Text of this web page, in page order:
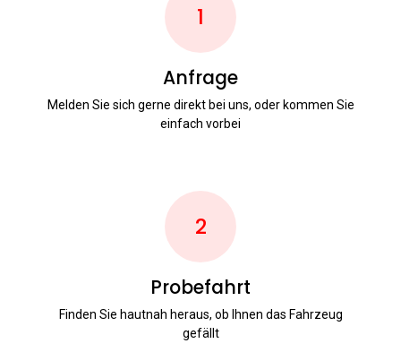
1
Anfrage
Melden Sie sich gerne direkt bei uns, oder kommen Sie
einfach vorbei
2
Probefahrt
Finden Sie hautnah heraus, ob Ihnen das Fahrzeug
gefällt